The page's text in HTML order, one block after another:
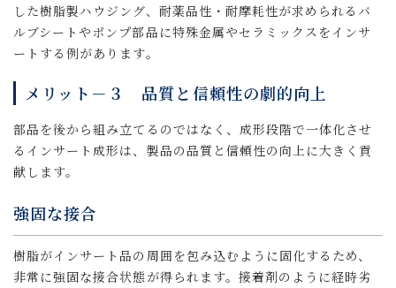
した樹脂製ハウジング、耐薬品性・耐摩耗性が求められるバ
ルブシートやポンプ部品に特殊金属やセラミックスをインサ
ートする例があります。
メリット－３ 品質と信頼性の劇的向上
部品を後から組み立てるのではなく、成形段階で一体化させ
るインサート成形は、製品の品質と信頼性の向上に大きく貢
献します。
強固な接合
樹脂がインサート品の周囲を包み込むように固化するため、
非常に強固な接合状態が得られます。接着剤のように経時劣